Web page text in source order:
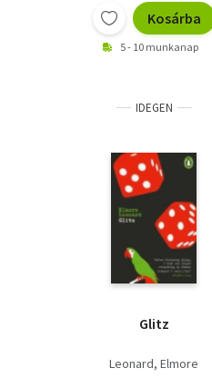
Kosárba
5 - 10 munkanap
IDEGEN
Glitz
Leonard, Elmore